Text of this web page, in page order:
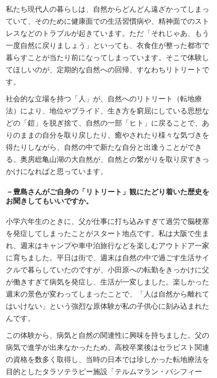
私たち現代人の暮らしは、自然からどんどん遠ざかってしまっ
ていて、そのために健康面での生活習慣病や、精神面でのスト
レスなどのトラブルが起きています。ただ「それじゃあ、もう
一度自然に戻りましょう」といっても、衣食住が整った都市で
暮らすことが当たり前になってしまっています。そこで体験し
てほしいのが、定期的な自然への回帰、すなわちリトリートで
す。
社会的な立場を持つ「人」が、自然へのリトリート（転地療
法）により、地位やプライド、生き方を窮屈にしている思想な
どの「鎧」を脱ぎ捨て、自然の一部「ヒト」に戻ることで、あ
りのままの自分を取り戻したり、癒やされたり様々な気づきを
得たりしながら、自然の中で新たな自分と出逢うことができ
る。奥房総亀山湖の大自然が、自然との繋がりを取り戻すきっ
かけになればと思っています。
－豊島さんがご自身の「リトリート」観にたどり着いた歴史を
お聞きしてもいいですか。
小学六年生のときに、父が仕事に打ち込みすぎて過労で脳梗塞
を発症してしまったことがスタート地点です。私は大阪で生ま
れ、週末はキャンプや車中泊旅行などを楽しむアウトドア一家
に育ちました。平日は街で、週末は自然の中で過ごす生活サイ
クルで暮らしていたのですが、小田原への転勤をきっかけに父
が働きすぎて病気を発症し、生活が一変しました。楽しかった
週末の景色が変わってしまったことで、「人は自然から離れて
はいけない」という強烈な原体験が私の子供心に刻み込まれた
んです。
この体験から、病気と自然の関連性に興味を持ちました。父の
病気で進学が出来なかったため、高校卒業後はセラピスト関連
の資格を数多く取得し、当時の日本では珍しかった転地療法を
目的としたタラソテラピー施設「テルムマラン・パシフィー